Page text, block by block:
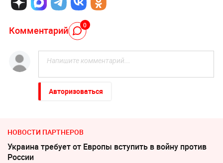
Комментарий 0
Авторизоваться
НОВОСТИ ПАРТНЕРОВ
Украина требует от Европы вступить в войну против
России